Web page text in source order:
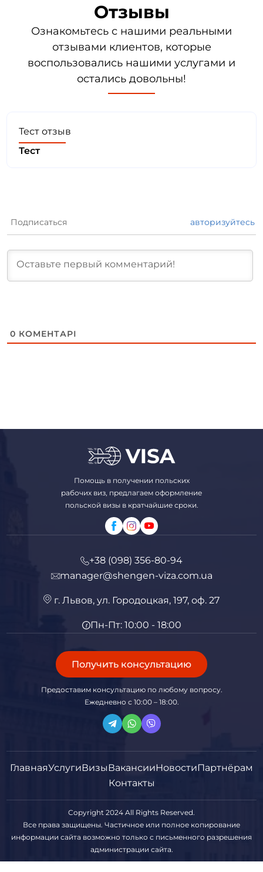
Отзывы
Ознакомьтесь с нашими реальными
отзывами клиентов, которые
воспользовались нашими услугами и
остались довольны!
Тест отзыв
Тест
Подписаться авторизуйтесь
0 КОМЕНТАРІ
Помощь в получении польских
рабочих виз, предлагаем оформление
польской визы в кратчайшие сроки.
+38 (098) 356-80-94
manager@shengen-viza.com.ua
г. Львов, ул. Городоцкая, 197, оф. 27
Пн-Пт: 10:00 - 18:00
Получить консультацию
Предоставим консультацию по любому вопросу.
Ежедневно с 10:00 – 18:00.
ГлавнаяУслугиВизыВакансииНовостиПартнёрам
Контакты
Copyright 2024 All Rights Reserved.
Все права защищены. Частичное или полное копирование
информации сайта возможно только с письменного разрешения
администрации сайта.